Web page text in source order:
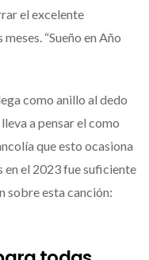
el excelente
“Sueño en Año
como anillo al dedo
a pensar el como
que esto ocasiona
en el 2023 fue suficiente
sobre esta canción: